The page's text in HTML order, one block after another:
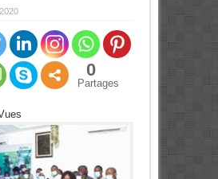
0
Partages